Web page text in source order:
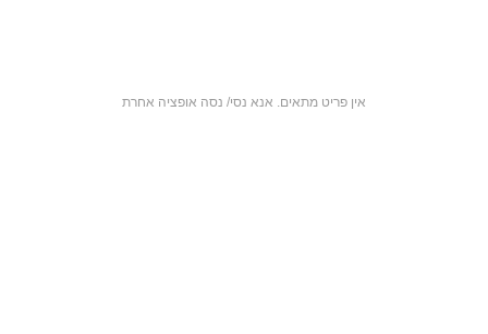
אין פריט מתאים. אנא נסי/ נסה אופציה אחרת